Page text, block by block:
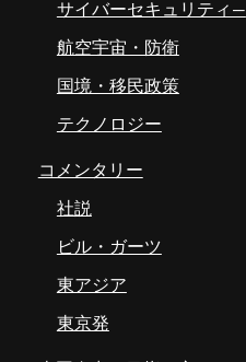
サイバーセキュリティ―
航空宇宙・防衛
国境・移民政策
テクノロジー
コメンタリー
社説
ビル・ガーツ
東アジア
東京発